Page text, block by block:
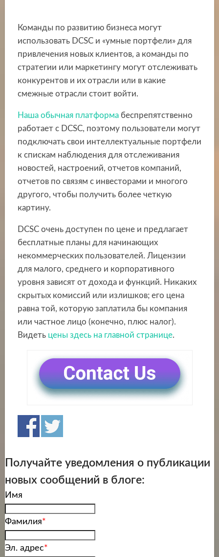
Команды по развитию бизнеса могут
использовать DCSC и «умные портфели» для
привлечения новых клиентов, а команды по
стратегии или маркетингу могут отслеживать
конкурентов и их отрасли или в какие
смежные отрасли стоит войти.
Наша обычная платформабеспрепятственно
работает с DCSC, поэтому пользователи могут
подключать свои интеллектуальные портфели
к спискам наблюдения для отслеживания
новостей, настроений, отчетов компаний,
отчетов по связям с инвесторами и многого
другого, чтобы получить более четкую
картину.
DCSC очень доступен по цене и предлагает
бесплатные планы для начинающих
некоммерческих пользователей. Лицензии
для малого, среднего и корпоративного
уровня зависят от дохода и функций. Никаких
скрытых комиссий или излишков; его цена
равна той, которую заплатила бы компания
или частное лицо (конечно, плюс налог).
Видеть цены здесь на главной странице.
Получайте уведомления о публикации
новых сообщений в блоге:
Имя
Фамилия*
Эл. адрес*